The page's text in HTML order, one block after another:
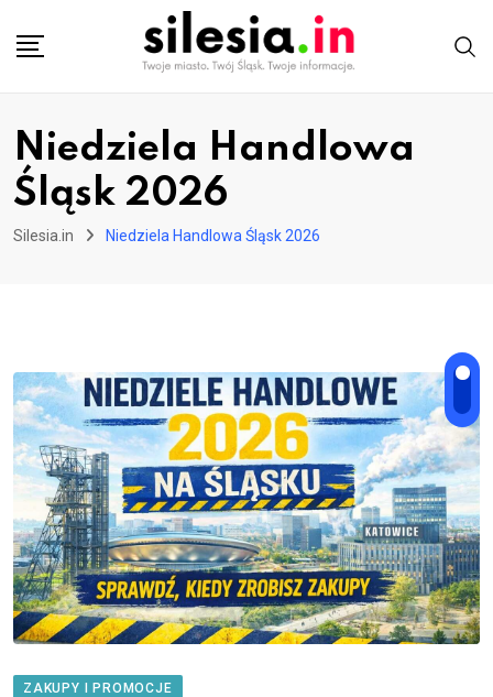
Niedziela Handlowa
Śląsk 2026
Silesia.in Niedziela Handlowa Śląsk 2026
ZAKUPY I PROMOCJE